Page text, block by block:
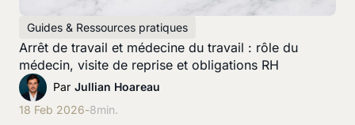
Guides & Ressources pratiques
Arrêt de travail et médecine du travail : rôle du
médecin, visite de reprise et obligations RH
Par Jullian Hoareau
18 Feb 2026-8min.